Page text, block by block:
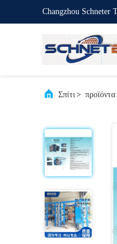
Changzhou Schneter
Σπίτι> προϊόντα